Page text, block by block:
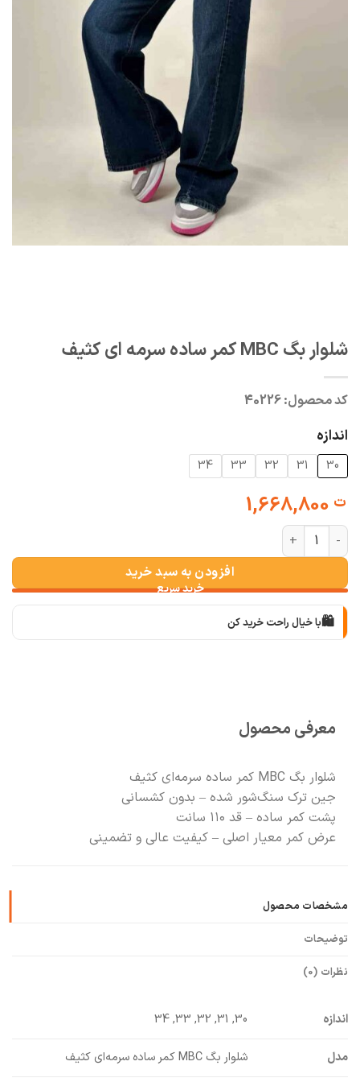
شلوار بگ MBC کمر ساده سرمه ای کثیف
کد محصول:40226
اندازه
30
31
32
33
34
ت1,668,800
شلوار بگ MBC کمر ساده سرمه ای کثیف عدد
افزودن به سبد خرید
🛍️با خیال راحت خرید کن
🧡بعد از خرید هم کنارتیم
معرفی محصول
شلوار بگ MBC کمر ساده سرمه‌ای کثیف
جین ترک سنگ‌شور شده – بدون کشسانی
پشت کمر ساده – قد ۱۱۰ سانت
عرض کمر معیار اصلی – کیفیت عالی و تضمینی
مشخصات محصول
توضیحات
نظرات (0)
اندازه 30, 31, 32, 33, 34
مدل شلوار بگ MBC کمر ساده سرمه‌ای کثیف